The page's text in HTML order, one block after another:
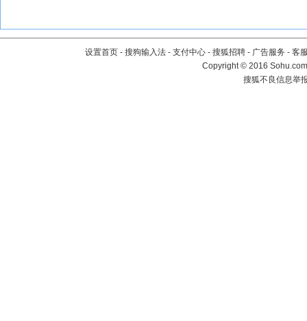
设置首页 - 搜狗输入法 - 支付中心 - 搜狐招聘 - 广告服务 - 客
Copyright©2016
搜狐不良信息举